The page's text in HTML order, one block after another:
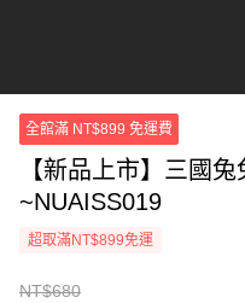
全館滿 NT$899 免運費
【新品上市】三國
~NUAISS019
超取滿NT$899免運
NT$680